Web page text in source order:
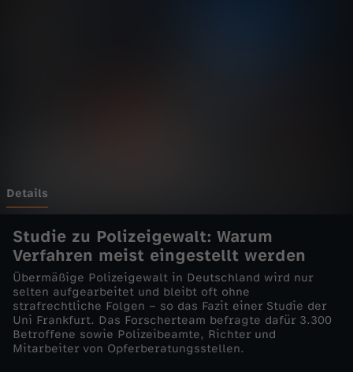
-
K
e
i
n
Details
Studie zu Polizeigewalt: Warum
Verfahren meist eingestellt werden
Übermäßige Polizeigewalt in Deutschland wird nur
selten aufgearbeitet und bleibt oft ohne
strafrechtliche Folgen – so das Fazit einer Studie der
Uni Frankfurt. Das Forscherteam befragte dafür 3.300
Betroffene sowie Polizeibeamte, Richter und
Mitarbeiter von Opferberatungsstellen.